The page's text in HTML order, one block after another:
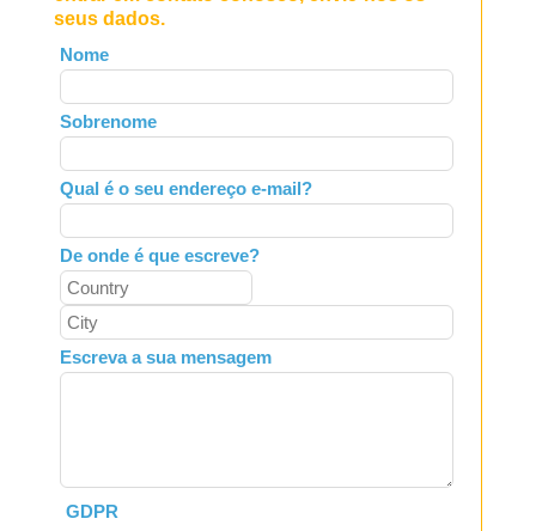
seus dados.
Leave
this
field
blank
Nome
Sobrenome
Qual é o seu endereço e-mail?
De onde é que escreve?
Escreva a sua mensagem
GDPR